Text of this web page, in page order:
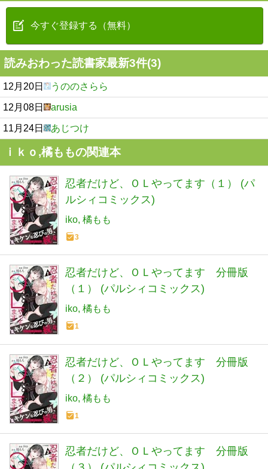
今すぐ登録する（無料）
読みおわった読書家最新3件(3)
12月20日 うののさらら
12月08日 arusia
11月24日 あじつけ
ｉｋｏ,橘ももの関連本
忍者だけど、ＯＬやってます（１） (パ
ルシィコミックス)
iko 橘もも
3
忍者だけど、ＯＬやってます 分冊版
（１） (パルシィコミックス)
iko 橘もも
1
忍者だけど、ＯＬやってます 分冊版
（２） (パルシィコミックス)
iko 橘もも
1
忍者だけど、ＯＬやってます 分冊版